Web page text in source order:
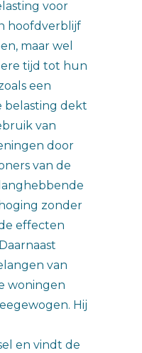
voor
hoofdverblijf
maar wel
tijd tot hun
een
belasting dekt
van
door
van de
zonder
effecten
van
woningen
Hij
en vindt de